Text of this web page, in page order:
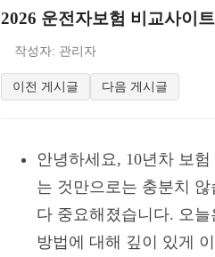
2026 운전자보험 비교사이
작성자: 관리자
이전 게시글 다음 게시글
안녕하세요, 10년차 보
는 것만으로는 충분치
다 중요해졌습니다. 오
방법에 대해 깊이 있게